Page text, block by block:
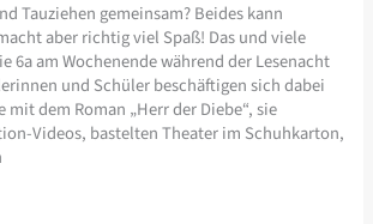
Tauziehen gemeinsam? Beides kann
aber richtig viel Spaß! Das und viele
6a am Wochenende während der Lesenacht
und Schüler beschäftigen sich dabei
mit dem Roman „Herr der Diebe“, sie
Videos, bastelten Theater im Schuhkarton,